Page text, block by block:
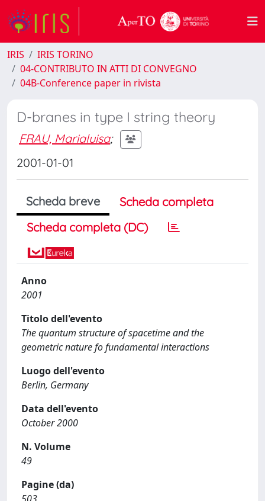
IRIS
IRIS TORINO
04-CONTRIBUTO IN ATTI DI CONVEGNO
04B-Conference paper in rivista
D-branes in type I string theory
FRAU, Marialuisa;
2001-01-01
Scheda breve
Scheda completa
Scheda completa (DC)
Anno
2001
Titolo dell'evento
The quantum structure of spacetime and the
geometric nature fo fundamental interactions
Luogo dell'evento
Berlin, Germany
Data dell'evento
October 2000
N. Volume
49
Pagine (da)